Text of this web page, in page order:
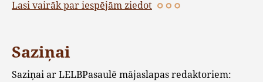
Lasi vairāk par iespējām ziedot
Saziņai
Saziņai ar LELBPasaulē mājaslapas redaktoriem: